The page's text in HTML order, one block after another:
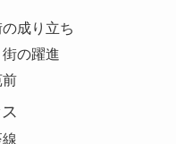
成り立ち
の躍進
前